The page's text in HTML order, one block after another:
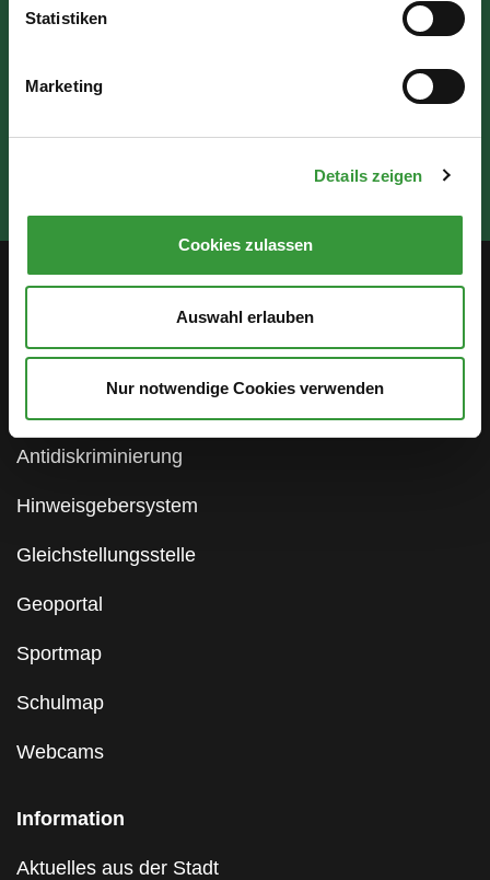
Statistiken
Marketing
Details zeigen
Cookies zulassen
Auswahl erlauben
Nur notwendige Cookies verwenden
Öffentlichkeitsbeteiligung
Antidiskriminierung
Hinweisgebersystem
Gleichstellungsstelle
Geoportal
Sportmap
Schulmap
Webcams
Information
Aktuelles aus der Stadt